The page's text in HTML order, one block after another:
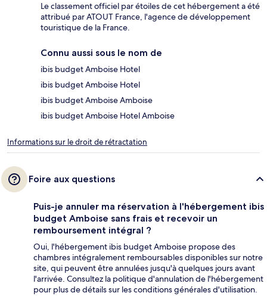
Le classement officiel par étoiles de cet hébergement a été
attribué par ATOUT France, l'agence de développement
touristique de la France.
Connu aussi sous le nom de
ibis budget Amboise Hotel
ibis budget Amboise Hotel
ibis budget Amboise Amboise
ibis budget Amboise Hotel Amboise
Informations sur le droit de rétractation
Foire aux questions
Puis-je annuler ma réservation à l'hébergement ibis
budget Amboise sans frais et recevoir un
remboursement intégral ?
Oui, l'hébergement ibis budget Amboise propose des
chambres intégralement remboursables disponibles sur notre
site, qui peuvent être annulées jusqu'à quelques jours avant
l'arrivée. Consultez la politique d'annulation de l'hébergement
pour plus de détails sur les conditions générales d'utilisation.